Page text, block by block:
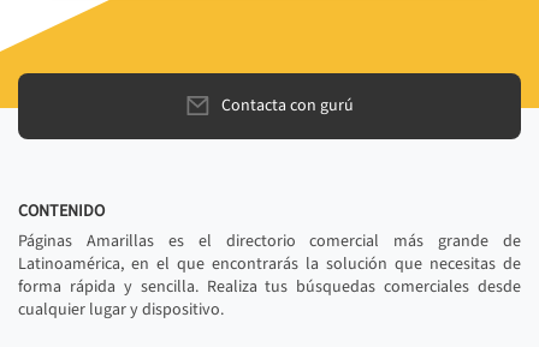
Contacta con gurú
CONTENIDO
Páginas Amarillas es el directorio comercial más grande de
Latinoamérica, en el que encontrarás la solución que necesitas de
forma rápida y sencilla. Realiza tus búsquedas comerciales desde
cualquier lugar y dispositivo.